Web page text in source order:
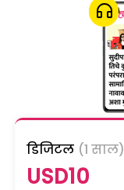
डिजिटल (1 साल)
USD10